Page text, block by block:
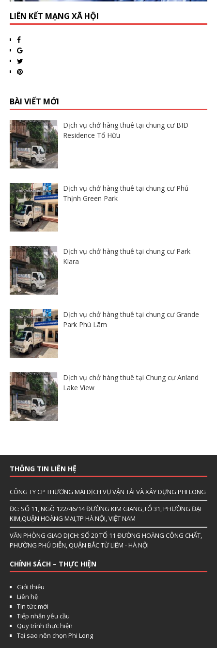
LIÊN KẾT MẠNG XÃ HỘI
BÀI VIẾT MỚI
Dịch vụ chở hàng thuê tại chung cư BID
Residence Tố Hữu
Dịch vụ chở hàng thuê tại chung cư Phú
Thịnh Green Park
Dịch vụ chở hàng thuê tại chung cư Park
Kiara
Dịch vụ chở hàng thuê tại chung cư Grande
Park Phú Lãm
Dịch vụ chở hàng thuê tại Chung cư Anland
Lake View
THÔNG TIN LIÊN HỆ
CÔNG TY CP THƯƠNG MẠI DỊCH VỤ VẬN TẢI VÀ XÂY DỰNG PHI LONG
ĐC: SỐ 11, NGÕ 122/46/14 ĐƯỜNG KIM GIANG,TỔ 31, PHƯỜNG ĐẠI
KIM,QUẬN HOÀNG MAI,TP HÀ NỘI, VIỆT NAM
VĂN PHÒNG GIAO DỊCH: SỐ 20 TỔ 11 ĐƯỜNG HOÀNG CÔNG CHẤT,
PHƯỜNG PHÚ DIỄN, QUẬN BẮC TỪ LIÊM - HÀ NỘI
CHÍNH SÁCH – THỰC HIỆN
Giới thiệu
Liên hệ
Tin tức mới
Tiếp nhận yêu cầu
Quy trình thực hiện
Tại sao nên chọn Phi Long